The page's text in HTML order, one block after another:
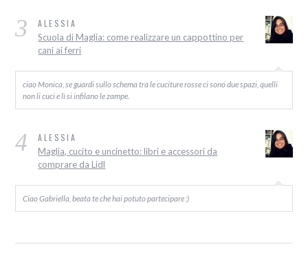
3 ALESSIA
Scuola di Maglia: come realizzare un cappottino per
cani ai ferri
ciao Monica, se guardi sullo schema tra le cuciture rosse ci sono due spazi, quelli
non li cuci e lì si infilano le zampe.
4 ALESSIA
Maglia, cucito e uncinetto: libri e accessori da
comprare da Lidl
Ciao Gabriella, beata te che hai potuto partecipare :)